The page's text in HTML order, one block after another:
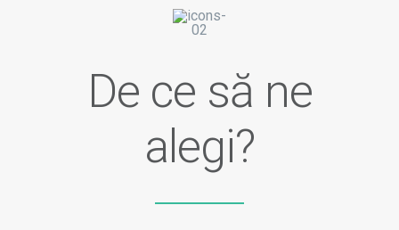
De ce să ne
alegi?